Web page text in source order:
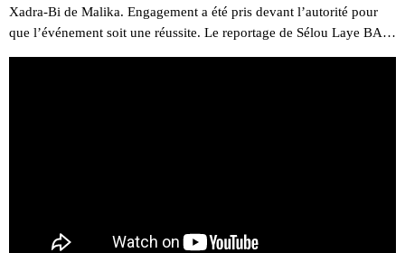
Xadra-Bi de Malika. Engagement a été pris devant l’autorité pour
que l’événement soit une réussite. Le reportage de Sélou Laye BA…